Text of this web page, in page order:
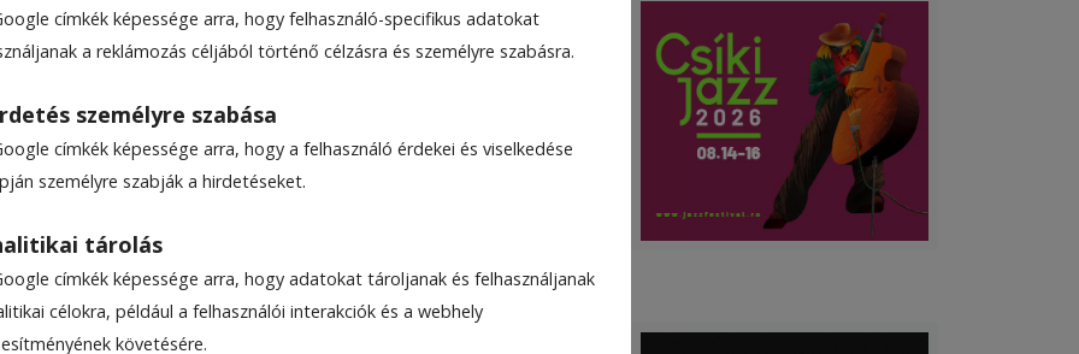
címkék képessége arra, hogy felhasználó-specifikus adatokat
a reklámozás céljából történő célzásra és személyre szabásra.
személyre szabása
címkék képessége arra, hogy a felhasználó érdekei és viselkedése
személyre szabják a hirdetéseket.
tárolás
címkék képessége arra, hogy adatokat tároljanak és felhasználjanak
célokra, például a felhasználói interakciók és a webhely
követésére.
az idei autó-roncsprogram – jelentette be a
Diana Buzoianu.